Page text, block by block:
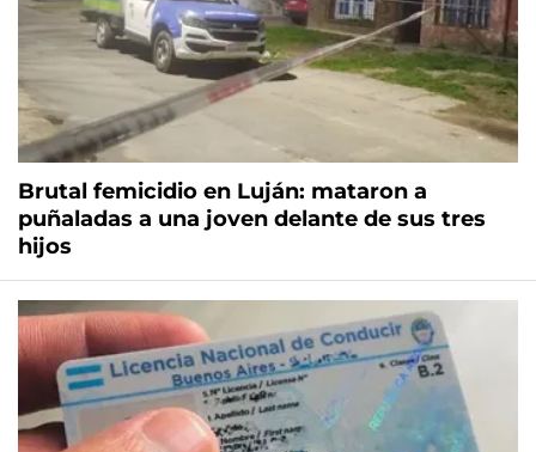
Brutal femicidio en Luján: mataron a
puñaladas a una joven delante de sus tres
hijos